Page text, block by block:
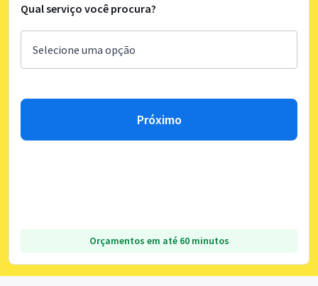
Qual serviço você procura?
Próximo
Orçamentos em até 60 minutos